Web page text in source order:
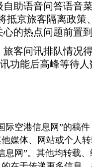
助语音问答语音
抵京旅客隔离政策
的热点问题前置
客问讯排队情况
功能后高峰等待
空港信息网”的稿件
媒体、网站或个人
息网”。其他均转载